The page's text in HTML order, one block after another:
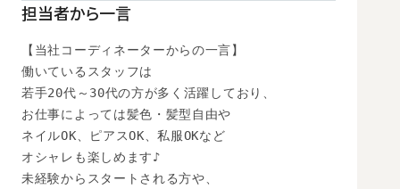
担当者から一言
【当社コーディネーターからの一言】
働いているスタッフは
若手20代～30代の方が多く活躍しており、
お仕事によっては髪色・髪型自由や
ネイルOK、ピアスOK、私服OKなど
オシャレも楽しめます♪
未経験からスタートされる方や、